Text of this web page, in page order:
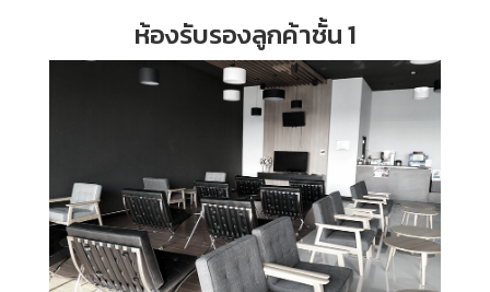
ห้องรับรองลูกค้าชั้น 1